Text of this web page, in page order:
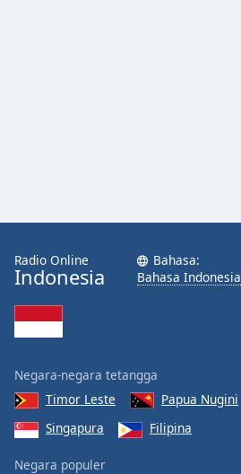
Radio Online
Indonesia
Bahasa:
Bahasa Indonesia
Negara-negara tetangga
Timor Leste
Papua Nugini
Singapura
Filipina
Negara populer